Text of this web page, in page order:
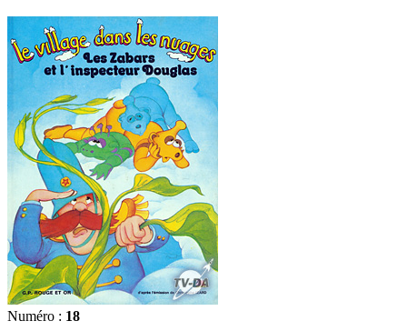
Numéro : 18